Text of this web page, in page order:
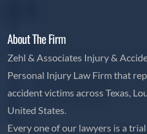
About The Firm
Zehl & Associates Injury &
Personal Injury Law Firm that
accident victims across Texas,
United States.
Every one of our lawyers is a